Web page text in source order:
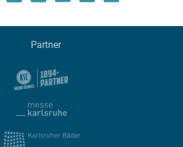
Partner